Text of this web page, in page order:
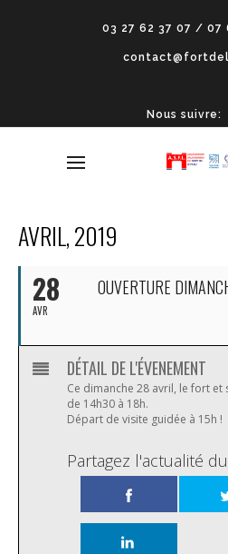
03 27 62 37 07 / 07
Nous suivre:
AVRIL, 2019
28
AVR
OUVERTURE
DÉTAIL DE L'ÉVENEMENT
Ce dimanche 28 avril, le fort
de 14h30 à 18h.
Départ de visite guidée à 15h !
Partagez l'actualité